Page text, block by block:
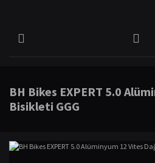
BH Bikes EXPERT 5.0
Bisikleti GGG